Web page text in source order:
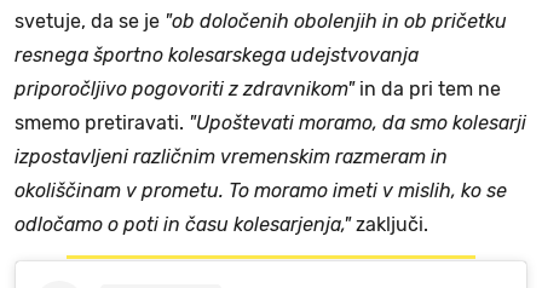
svetuje, da se je "ob določenih obolenjih in ob pričetku
resnega športno kolesarskega udejstvovanja
priporočljivo pogovoriti z zdravnikom"in da pri tem ne
smemo pretiravati. "Upoštevati moramo, da smo kolesarji
izpostavljeni različnim vremenskim razmeram in
okoliščinam v prometu. To moramo imeti v mislih, ko se
odločamo o poti in času kolesarjenja,"zaključi.